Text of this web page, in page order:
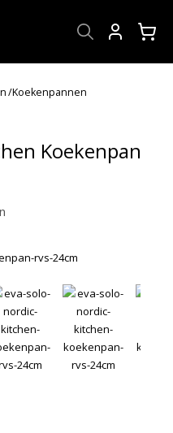
/Koekenpannen
Koekenpan